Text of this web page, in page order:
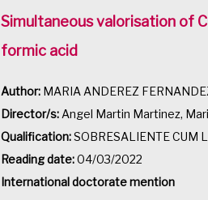
Simultaneous valorisation of
formic acid
Author: MARIA ANDEREZ
Director/s: Angel Martin Martinez,
Qualification:SOBRESALIENTE CUM
Reading date:04/03/2022
International doctorate mention